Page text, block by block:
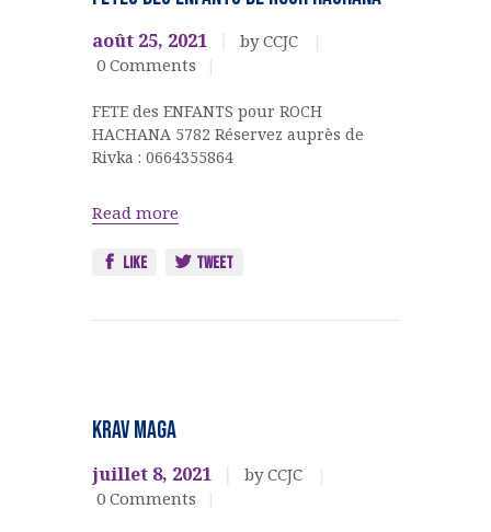
Jeunesse
août 25, 2021
by CCJC
0 Comments
FETE des ENFANTS pour ROCH
HACHANA 5782 Réservez auprès de
Rivka : 0664355864
Read more
Like Tweet
activités
KRAV
MAGA
KRAV MAGA
juillet 8, 2021
by CCJC
0 Comments